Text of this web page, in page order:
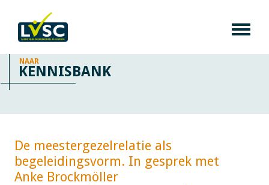
NAAR
KENNISBANK
De meestergezelrelatie als
begeleidingsvorm. In gesprek met
Anke Brockmöller​​​​​​